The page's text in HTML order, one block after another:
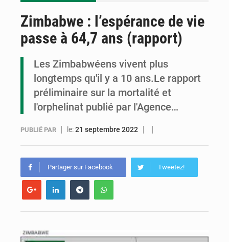
Congo : la Grande foire agricole pour renforcer la souveraineté alimentaire
Le Congo se dote d’un programme national pour valoriser les produits forestiers non ligneux
Zimbabwe : l’espérance de vie
passe à 64,7 ans (rapport)
Les Zimbabwéens vivent plus
longtemps qu'il y a 10 ans.Le rapport
préliminaire sur la mortalité et
l'orphelinat publié par l'Agence…
PUBLIÉ PAR le:21 septembre 2022
Partager sur Facebook Tweetez!